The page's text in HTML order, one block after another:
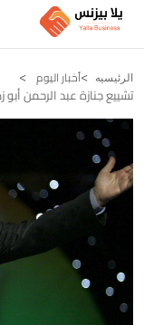
الرئيسيه أخبار اليوم
تشييع جنازة عبد الرحمن